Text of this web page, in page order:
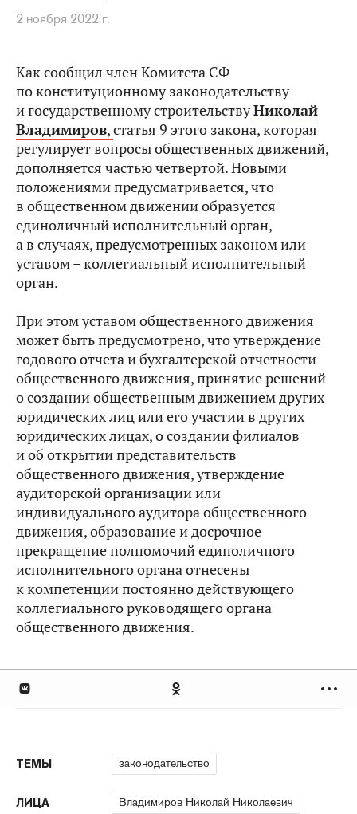
2 ноября 2022 г.
Как сообщил член Комитета СФ
по конституционному законодательству
и государственному строительствуНиколай
Владимиров,статья 9 этого закона, которая
регулирует вопросы общественных движений,
дополняется частью четвертой. Новыми
положениями предусматривается, что
в общественном движении образуется
единоличный исполнительный орган,
а в случаях, предусмотренных законом или
уставом – коллегиальный исполнительный
орган.
При этом уставом общественного движения
может быть предусмотрено, что утверждение
годового отчета и бухгалтерской отчетности
общественного движения, принятие решений
о создании общественным движением других
юридических лиц или его участии в других
юридических лицах, о создании филиалов
и об открытии представительств
общественного движения, утверждение
аудиторской организации или
индивидуального аудитора общественного
движения, образование и досрочное
прекращение полномочий единоличного
исполнительного органа отнесены
к компетенции постоянно действующего
коллегиального руководящего органа
общественного движения.
ТЕМЫ законодательство
ЛИЦА Владимиров Николай Николаевич